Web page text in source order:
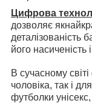
Цифрова
дозволяє
деталізованість
його насиченість
В сучасному
чоловіка, так і
футболки